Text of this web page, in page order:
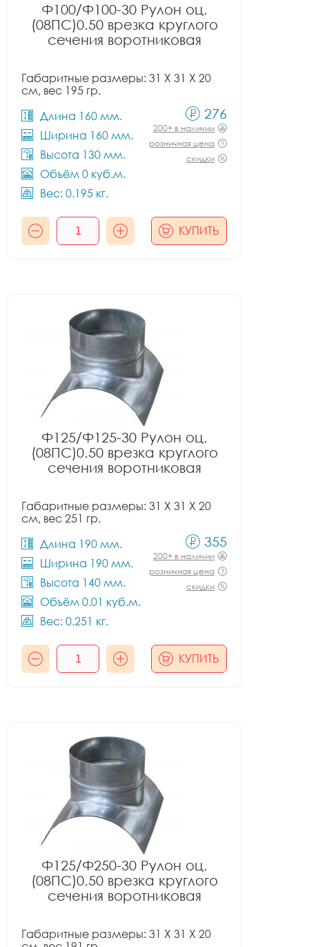
Ф100/Ф100-30 Рулон оц.
(08ПС)0.50 врезка круглого
сечения воротниковая
Габаритные размеры: 31 X 31 X 20
см, вес 195 гр.
Длина 160 мм.
Ширина 160 мм.
Высота 130 мм.
Объём 0 куб.м.
Вес: 0.195 кг.
276
200+ в наличии
розничная цена
скидки
КУПИТЬ
Ф125/Ф125-30 Рулон оц.
(08ПС)0.50 врезка круглого
сечения воротниковая
Габаритные размеры: 31 X 31 X 20
см, вес 251 гр.
Длина 190 мм.
Ширина 190 мм.
Высота 140 мм.
Объём 0.01 куб.м.
Вес: 0.251 кг.
355
200+ в наличии
розничная цена
скидки
КУПИТЬ
Ф125/Ф250-30 Рулон оц.
(08ПС)0.50 врезка круглого
сечения воротниковая
Габаритные размеры: 31 X 31 X 20